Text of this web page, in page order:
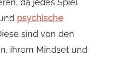
da jedes Spiel
psychische
sind von den
ihrem Mindset und